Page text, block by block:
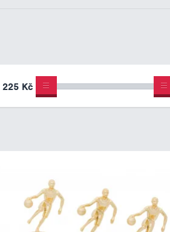
225 Kč